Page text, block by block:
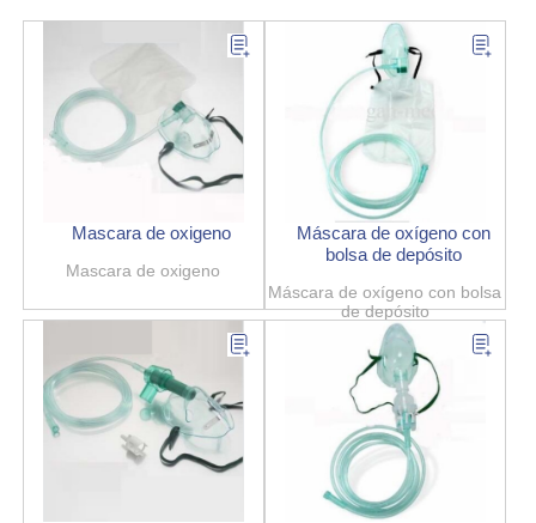
Mascara de oxigeno
Mascara de oxigeno
Máscara de oxígeno con
bolsa de depósito
Máscara de oxígeno con bolsa
de depósito